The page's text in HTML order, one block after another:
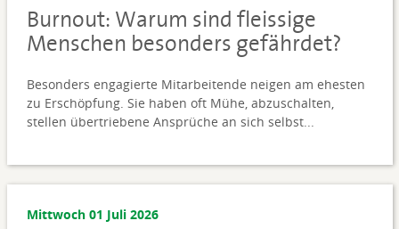
Burnout: Warum sind fleissige
Menschen besonders gefährdet?
Besonders engagierte Mitarbeitende neigen am ehesten
zu Erschöpfung. Sie haben oft Mühe, abzuschalten,
stellen übertriebene Ansprüche an sich selbst...
Mittwoch 01 Juli 2026